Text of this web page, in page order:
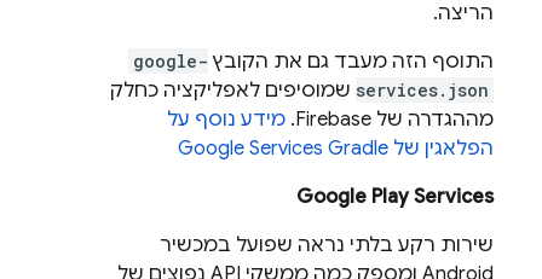
הריצה.
התוסף הזה מעבד גם את הקובץ google-
services.json שמוסיפים לאפליקציה כחלק
מההגדרה של Firebase.
מידע נוסף על
הפלאגין של Google Services Gradle
Google Play Services
שירות רקע בלתי נראה שפועל במכשיר
Android ומספק כמה ממשקי API נפוצים של